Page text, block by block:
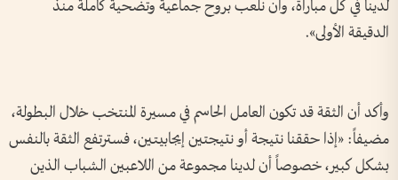
لدينا في كل مباراة، وأن نلعب بروح جماعية وتضحية كاملة منذ
الدقيقة الأولى».
وأكد أن الثقة قد تكون العامل الحاسم في مسيرة المنتخب خلال البطولة،
مضيفاً: «إذا حققنا نتيجة أو نتيجتين إيجابيتين، فسترتفع الثقة بالنفس
بشكل كبير، خصوصاً أن لدينا مجموعة من اللاعبين الشباب الذين